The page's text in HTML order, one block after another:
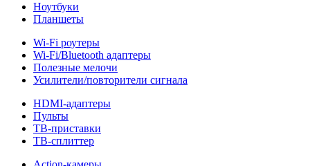
Ноутбуки
Планшеты
Wi-Fi роутеры
Wi-Fi/Bluetooth адаптеры
Полезные мелочи
Усилители/повторители сигнала
HDMI-адаптеры
Пульты
ТВ-приставки
ТВ-сплиттер